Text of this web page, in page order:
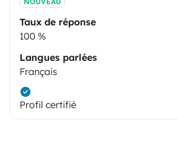
Taux de réponse
100 %
Langues parlées
Français
Profil certifié